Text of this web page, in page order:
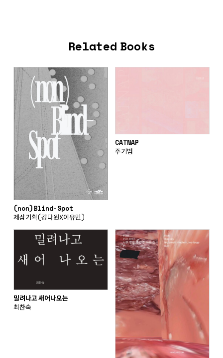
Related Books
(non)Blind-Spot
제삼기획(강다원X이유민)
CATNAP
주기범
밀려나고 새어나오는
최찬숙